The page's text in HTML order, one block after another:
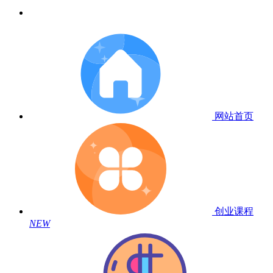
网站首页
创业课程
NEW